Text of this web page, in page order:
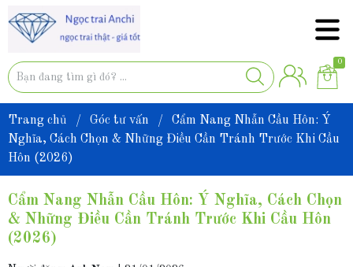
0
Trang chủ / Góc tư vấn /
Cẩm Nang Nhẫn Cầu Hôn: Ý
Nghĩa, Cách Chọn & Những Điều Cần Tránh Trước Khi Cầu
Hôn (2026)
Cẩm Nang Nhẫn Cầu Hôn: Ý Nghĩa, Cách Chọn
& Những Điều Cần Tránh Trước Khi Cầu Hôn
(2026)